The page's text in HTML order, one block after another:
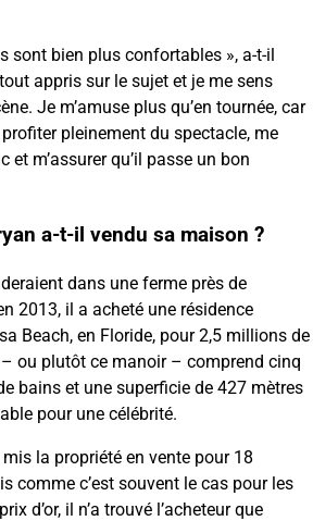
sont bien plus confortables », a-t-il
appris sur le sujet et je me sens
Je m’amuse plus qu’en tournée, car
pleinement du spectacle, me
et m’assurer qu’il passe un bon
a-t-il vendu sa maison ?
dans une ferme près de
2013, il a acheté une résidence
Beach, en Floride, pour 2,5 millions de
ou plutôt ce manoir – comprend cinq
bains et une superficie de 427 mètres
pour une célébrité.
la propriété en vente pour 18
comme c’est souvent le cas pour les
d’or, il n’a trouvé l’acheteur que